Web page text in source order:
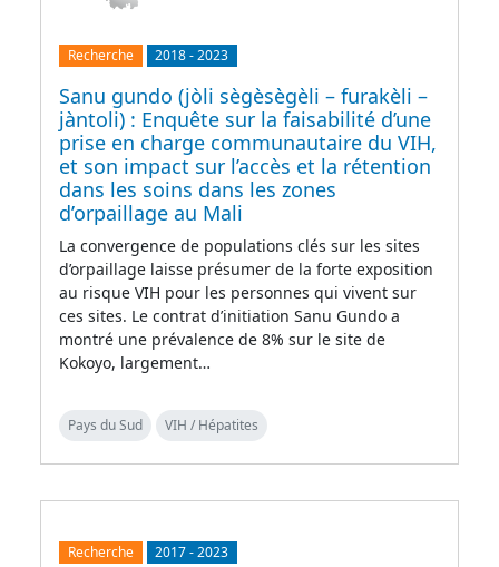
Recherche 2018-2023
Sanu gundo (jòli sègèsègèli – furakèli –
jàntoli) : Enquête sur la faisabilité d’une
prise en charge communautaire du VIH,
et son impact sur l’accès et la rétention
dans les soins dans les zones
d’orpaillage au Mali
La convergence de populations clés sur les sites
d’orpaillage laisse présumer de la forte exposition
au risque VIH pour les personnes qui vivent sur
ces sites. Le contrat d’initiation Sanu Gundo a
montré une prévalence de 8% sur le site de
Kokoyo, largement…
Pays du Sud VIH / Hépatites
Recherche 2017-2023